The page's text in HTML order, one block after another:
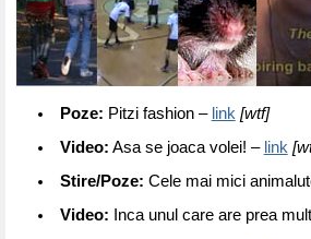
Poze: Pitzi fashion – link [wtf]
Video: Asa se joaca volei! – link
Stire/Poze: Cele mai mici
Video: Inca unul care are prea